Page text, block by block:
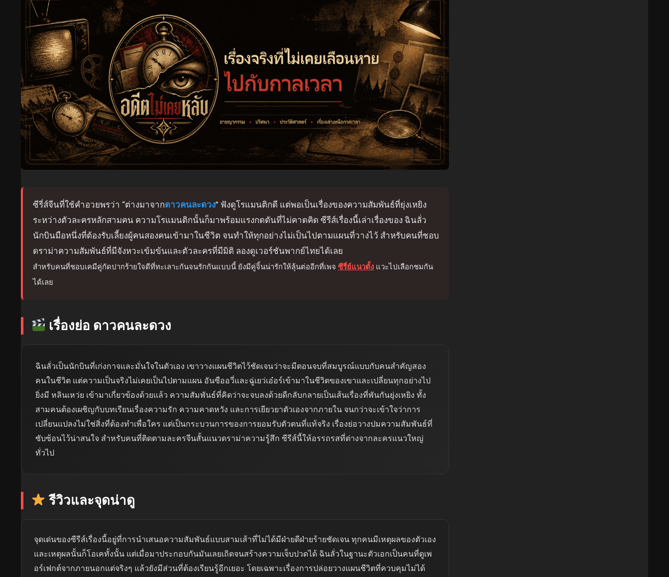
ซีรี่ส์จีนที่ใช้คำอวยพรว่า “ต่างมาจากดาวคนละดวง” ฟังดูโรแมนติกดี แต่พอเป็นเรื่องของความสัมพันธ์ที่ยุ่งเหยิง
ระหว่างตัวละครหลักสามคน ความโรแมนติกนั้นก็มาพร้อมแรงกดดันที่ไม่คาดคิด ซีรีส์เรื่องนี้เล่าเรื่องของ ฉินลั่ว
นักบินมือหนึ่งที่ต้องรับเลี้ยงผู้คนสองคนเข้ามาในชีวิต จนทำให้ทุกอย่างไม่เป็นไปตามแผนที่วางไว้ สำหรับคนที่ชอบ
ดราม่าความสัมพันธ์ที่มีจังหวะเข้มข้นและตัวละครที่มีมิติ ลองดูเวอร์ชันพากย์ไทยได้เลย
สำหรับคนที่ชอบเคมีคู่กัดปากร้ายใจดีที่ทะเลาะกันจนรักกันแบบนี้ ยังมีคู่จิ้นน่ารักให้ลุ้นต่ออีกที่เพจ ซีรี่ย์แนวตั้ง แวะไปเลือกชมกัน
ได้เลย
เรื่องย่อ ดาวคนละดวง
ฉินลั่วเป็นนักบินที่เก่งกาจและมั่นใจในตัวเอง เขาวางแผนชีวิตไว้ชัดเจนว่าจะมีตอนจบที่สมบูรณ์แบบกับคนสำคัญสอง
คนในชีวิต แต่ความเป็นจริงไม่เคยเป็นไปตามแผน อันซืออวี่และฉู่เยว่เอ๋อร์เข้ามาในชีวิตของเขาและเปลี่ยนทุกอย่างไป
ยิ่งมี หลินเหว่ย เข้ามาเกี่ยวข้องด้วยแล้ว ความสัมพันธ์ที่คิดว่าจะจบลงด้วยดีกลับกลายเป็นเส้นเรื่องที่พันกันยุ่งเหยิง ทั้ง
สามคนต้องเผชิญกับบทเรียนเรื่องความรัก ความคาดหวัง และการเยียวยาตัวเองจากภายใน จนกว่าจะเข้าใจว่าการ
เปลี่ยนแปลงไม่ใช่สิ่งที่ต้องทำเพื่อใคร แต่เป็นกระบวนการของการยอมรับตัวตนที่แท้จริง เรื่องย่อวางปมความสัมพันธ์ที่
ซับซ้อนไว้น่าสนใจ สำหรับคนที่ติดตามละครจีนสั้นแนวดราม่าความรู้สึก ซีรีส์นี้ให้อรรถรสที่ต่างจากละครแนวใหญ่
ทั่วไป
รีวิวและจุดน่าดู
จุดเด่นของซีรีส์เรื่องนี้อยู่ที่การนำเสนอความสัมพันธ์แบบสามเส้าที่ไม่ได้มีฝ่ายดีฝ่ายร้ายชัดเจน ทุกคนมีเหตุผลของตัวเอง
และเหตุผลนั้นก็โอเคทั้งนั้น แต่เมื่อมาประกอบกันมันเลยเถิดจนสร้างความเจ็บปวดได้ ฉินลั่วในฐานะตัวเอกเป็นคนที่ดูเพ
อร์เฟกต์จากภายนอกแต่จริงๆ แล้วยังมีส่วนที่ต้องเรียนรู้อีกเยอะ โดยเฉพาะเรื่องการปล่อยวางแผนชีวิตที่ควบคุมไม่ได้